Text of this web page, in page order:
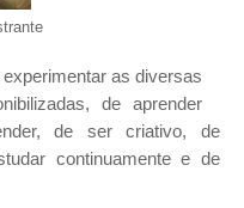
as diversas
de aprender
de ser criativo, de
continuamente e de